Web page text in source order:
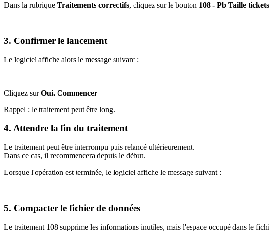
Dans la rubrique Traitements correctifs, cliquez sur le bouton 108 - Pb Taille tickets
3. Confirmer le lancement
Le logiciel affiche alors le message suivant :
Cliquez surOui, Commencer
Rappel : le traitement peut être long.
4. Attendre la fin du traitement
Le traitement peut être interrompu puis relancé ultérieurement.
Dans ce cas, il recommencera depuis le début.
Lorsque l'opération est terminée, le logiciel affiche le message suivant :
5. Compacter le fichier de données
Le traitement 108 supprime les informations inutiles, mais l'espace occupé dans le